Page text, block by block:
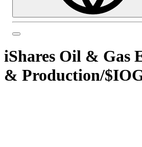
iShares Oil & Gas
& Production/